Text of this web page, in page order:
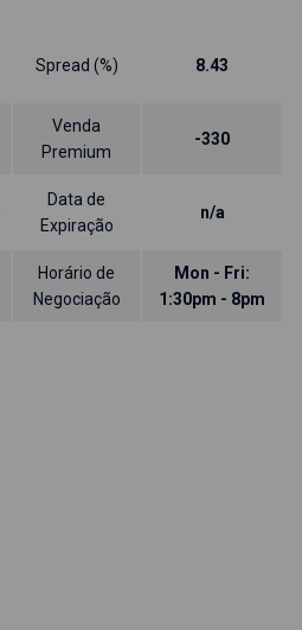
Spread (%) 8.43
Venda
Premium
-330
Data de
Expiração
n/a
Horário de
Negociação
Mon - Fri:
1:30pm - 8pm